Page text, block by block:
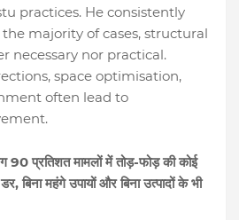
practices. He consistently
majority of cases, structural
necessary nor practical.
space optimisation,
often lead to
90 प्रतिशत मामलों में तोड़-फोड़ की कोई
डर, बिना महंगे उपायों और बिना उत्पादों के भी